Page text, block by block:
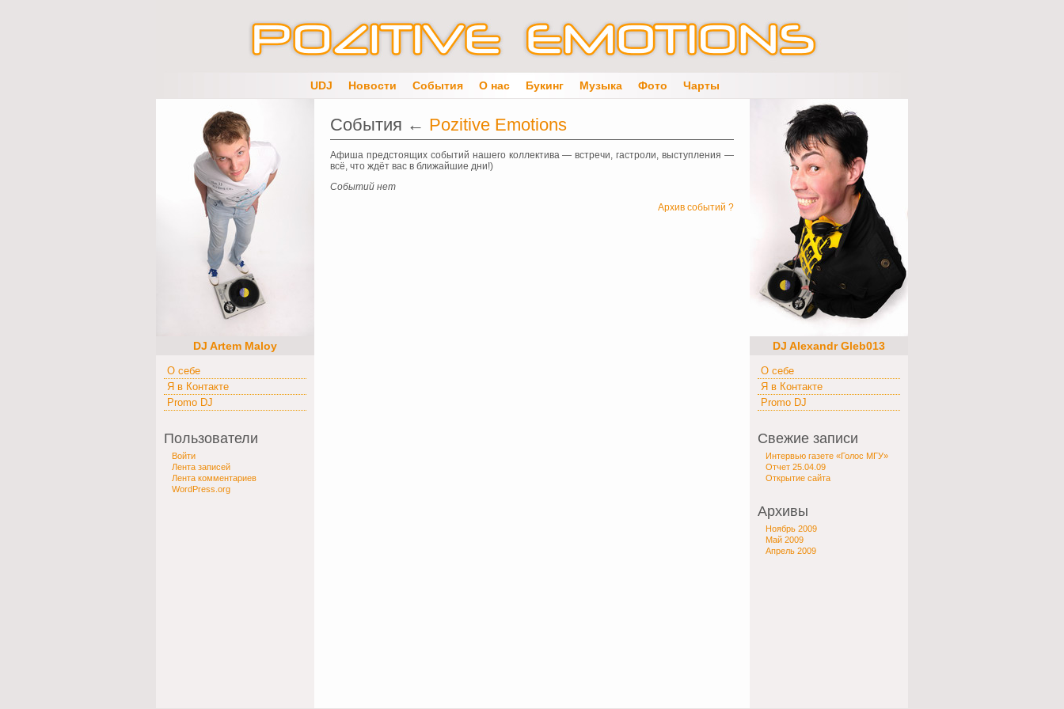
UDJ Новости События О нас Букинг Музыка Фото Чарты
События ← Pozitive Emotions
Афиша предстоящих событий нашего коллектива — встречи, гастроли, выступления —
всё, что ждёт вас в ближайшие дни!)
Событий нет
Архив событий ?
DJ Artem Maloy
О себе
Я в Контакте
Promo DJ
Пользователи
Войти
Лента записей
Лента комментариев
WordPress.org
DJ Alexandr Gleb013
О себе
Я в Контакте
Promo DJ
Свежие записи
Интервью газете «Голос МГУ»
Отчет 25.04.09
Открытие сайта
Архивы
Ноябрь 2009
Май 2009
Апрель 2009